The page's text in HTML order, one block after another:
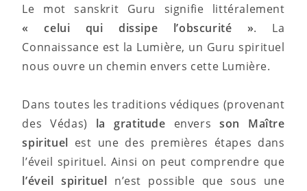
Le mot sanskrit Guru signifie littéralement
« celui qui dissipe l’obscurité ». La
Connaissance est la Lumière, un Guru spirituel
nous ouvre un chemin envers cette Lumière.
Dans toutes les traditions védiques (provenant
des Védas) la gratitude enversson Maître
spirituel est une des premières étapes dans
l’éveil spirituel. Ainsi on peut comprendre que
l’éveil spirituel n’est possible que sous une